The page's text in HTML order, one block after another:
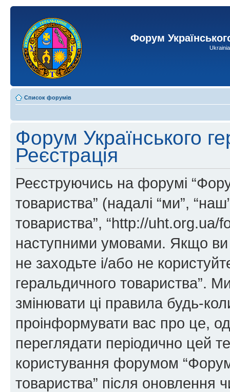
Форум
Список форумів
Форум Українського
Реєстрація
Реєструючись на форумі
товариства” (надалі “ми”,
товариства”, “http://uht.org.ua/
наступними умовами. Якщо ви
не заходьте і/або не
геральдичного товариства”.
змінювати ці правила будь-
проінформувати вас про це,
переглядати періодично цей
користування форумом
товариства” після оновлення